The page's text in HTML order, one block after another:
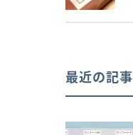
最近の記事